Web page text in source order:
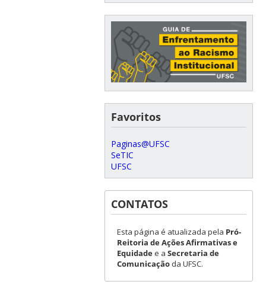
Favoritos
Paginas@UFSC
SeTIC
UFSC
CONTATOS
Esta página é atualizada pela Pró-
Reitoria de Ações Afirmativas e
Equidadee a Secretaria de
Comunicaçãoda UFSC.